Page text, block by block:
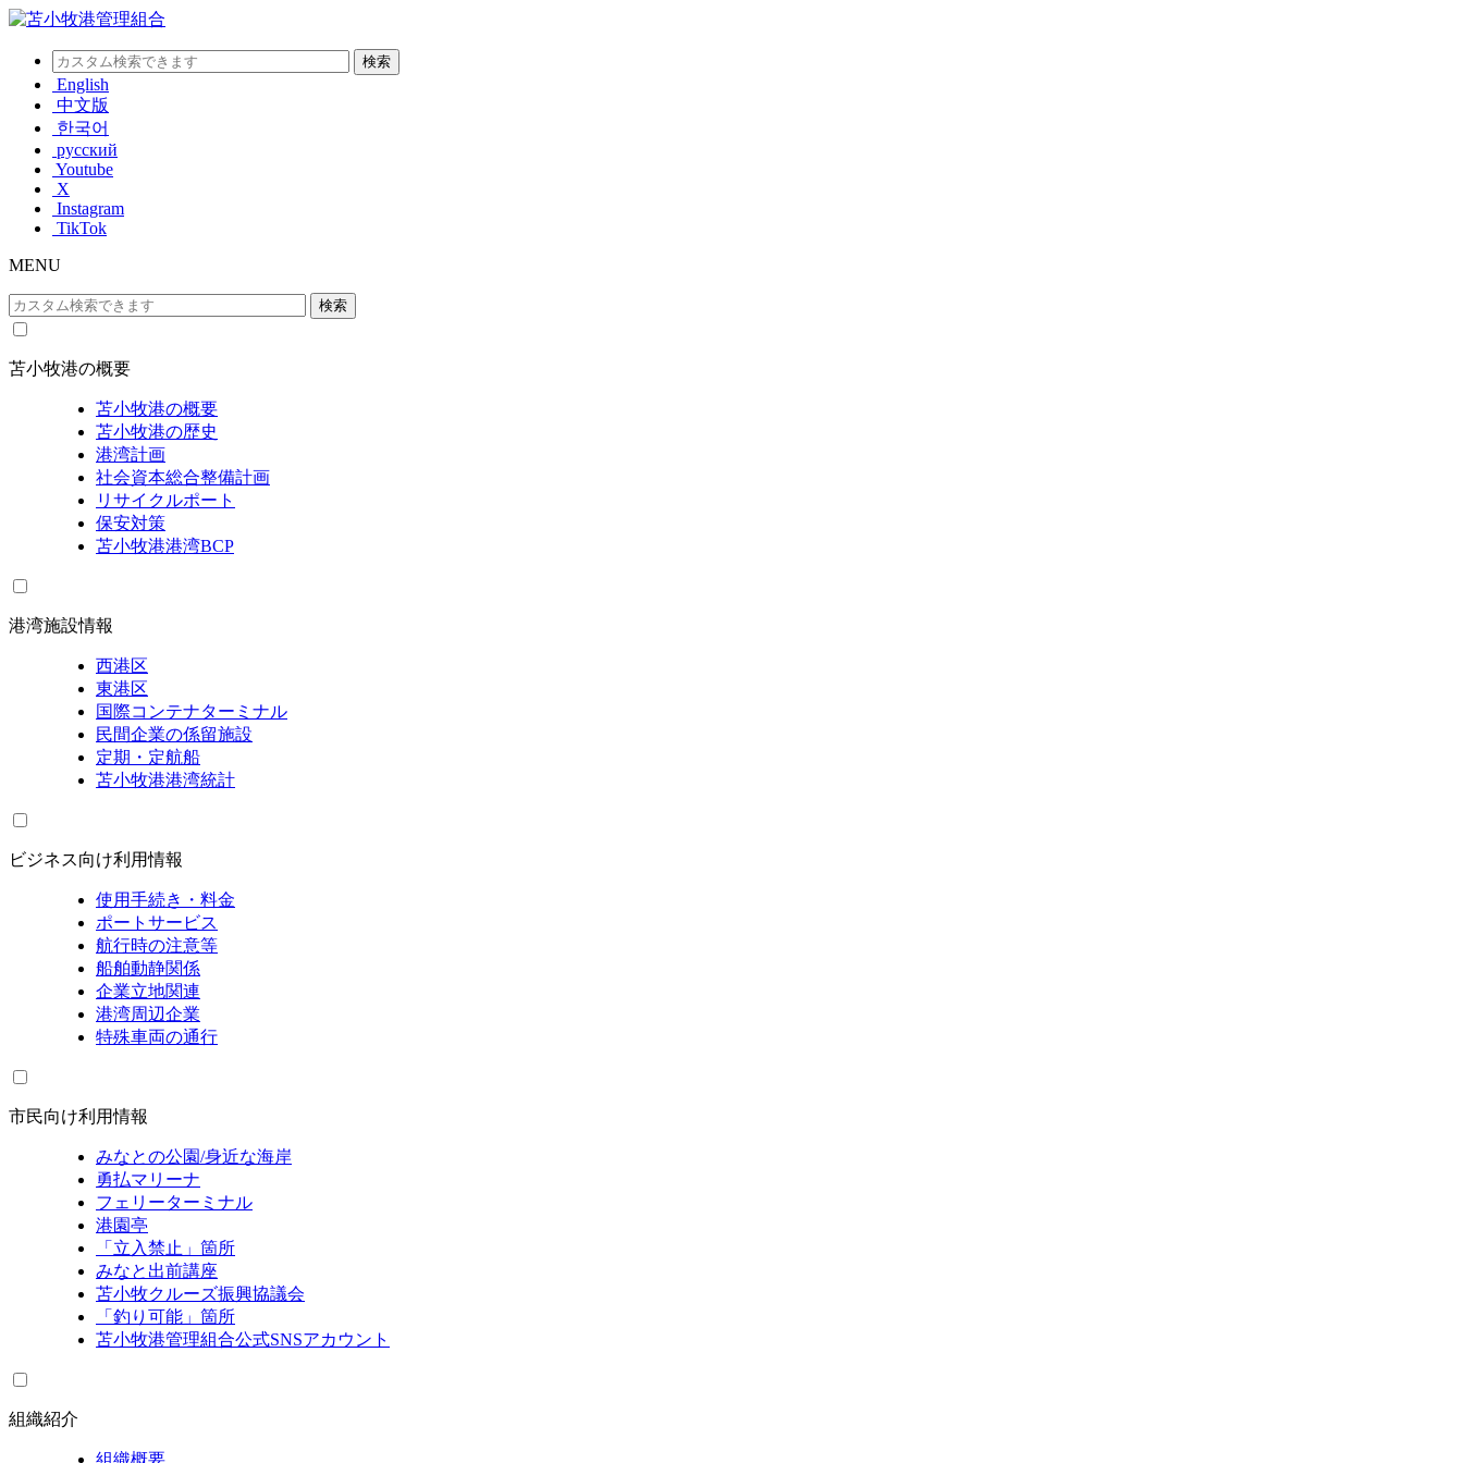
English
中文版
한국어
русский
Youtube
X
Instagram
TikTok
MENU
苫小牧港の概要
苫小牧港の概要
苫小牧港の歴史
港湾計画
社会資本総合整備計画
リサイクルポート
保安対策
苫小牧港港湾BCP
港湾施設情報
西港区
東港区
国際コンテナターミナル
民間企業の係留施設
定期・定航船
苫小牧港港湾統計
ビジネス向け利用情報
使用手続き・料金
ポートサービス
航行時の注意等
船舶動静関係
企業立地関連
港湾周辺企業
特殊車両の通行
市民向け利用情報
みなとの公園/身近な海岸
勇払マリーナ
フェリーターミナル
港園亭
「立入禁止」箇所
みなと出前講座
苫小牧クルーズ振興協議会
「釣り可能」箇所
苫小牧港管理組合公式SNSアカウント
組織紹介
組織概要